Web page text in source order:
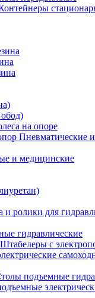
на опоре
Пневматические
и медицинские
и ролики для
гидравлические
Штабелеры с
подъемные